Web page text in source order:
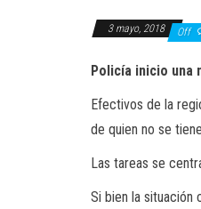
3 mayo, 2018 Off
Policía inicio una
Efectivos de la
de quien no se
Las tareas se
Si bien la situación